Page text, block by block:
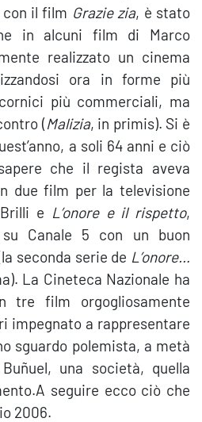
con il film Grazie zia, è stato
in alcuni film di Marco
realizzato un cinema
ora in forme più
più commerciali, ma
(Malizia, in primis). Si è
a soli 64 anni e ciò
che il regista aveva
due film per la televisione
e L’onore e il rispetto,
Canale 5 con un buon
seconda serie de L’onore…
La Cineteca Nazionale ha
tre film orgogliosamente
impegnato a rappresentare
sguardo polemista, a metà
una società, quella
seguire ecco ciò che
2006.